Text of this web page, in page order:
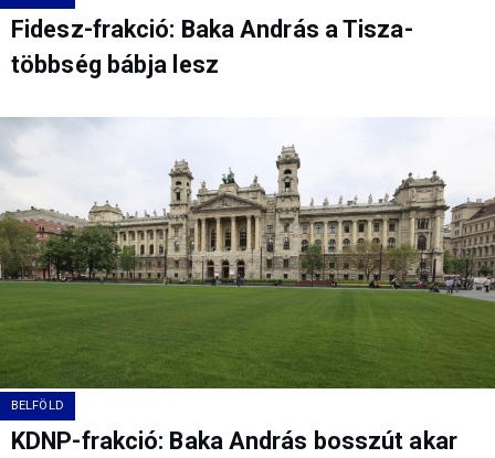
Fidesz-frakció: Baka András a Tisza-
többség bábja lesz
BELFÖLD
KDNP-frakció: Baka András bosszút akar